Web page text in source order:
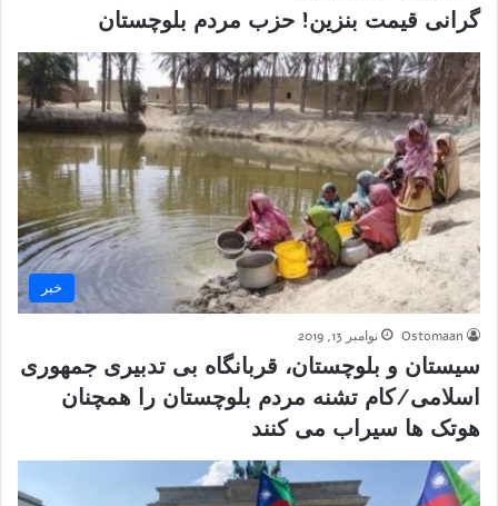
گرانی قیمت بنزین! حزب مردم بلوچستان
خبر
Ostomaan نوامبر 13, 2019
سیستان و بلوچستان، قربانگاه بی تدبیری جمهوری
اسلامی/کام تشنه مردم بلوچستان را همچنان
هوتک ها سیراب می کنند